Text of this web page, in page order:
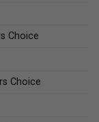
Choice
Choice